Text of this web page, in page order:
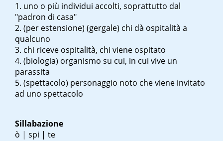
uno o più individui accolti, soprattutto dal
"padron di casa"
(per estensione) (gergale) chi dà ospitalità a
qualcuno
chi riceve ospitalità, chi viene ospitato
(biologia) organismo su cui, in cui vive un
parassita
(spettacolo) personaggio noto che viene invitato
ad uno spettacolo
Sillabazione
ò | spi | te